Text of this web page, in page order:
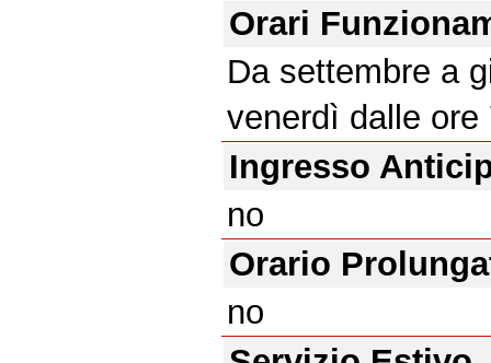
Orari
Da settembre a
venerdì dalle
Ingresso
no
Orario
no